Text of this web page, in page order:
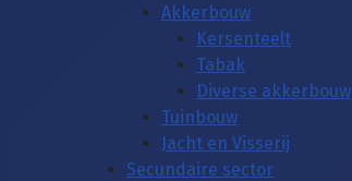
Akkerbouw
Kersenteelt
Tabak
Diverse akkerbouw
Tuinbouw
Jacht en Visserij
Secundaire sector